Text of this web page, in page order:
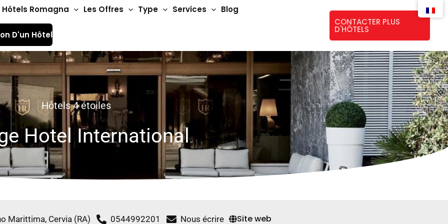
Hôtels Romagna Les Offres Type Services Blog
D'un Hôtel
CONTACTER PLUS
D'HÔTELS
Hôtels 4 étoiles
Hotel International
Marittima, Cervia (RA) 0544992201 Nous écrire Site web